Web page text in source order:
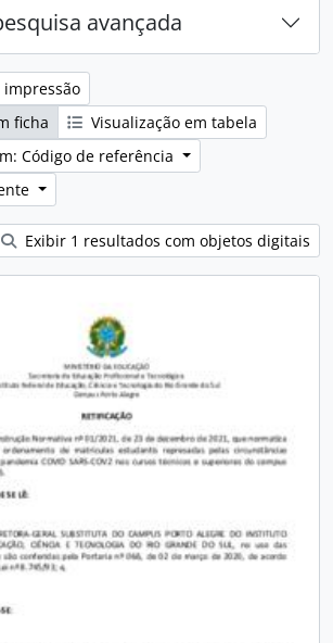
avançada
impressão
ficha
Visualização em tabela
Código de referência
Exibir 1 resultados com objetos digitais